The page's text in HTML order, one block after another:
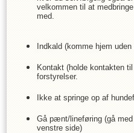
velkommen til at
med.
Indkald (komme hjem
Kontakt (holde kontakten
forstyrelser.
Ikke at springe op af
Gå pænt/lineføring (gå
venstre side)